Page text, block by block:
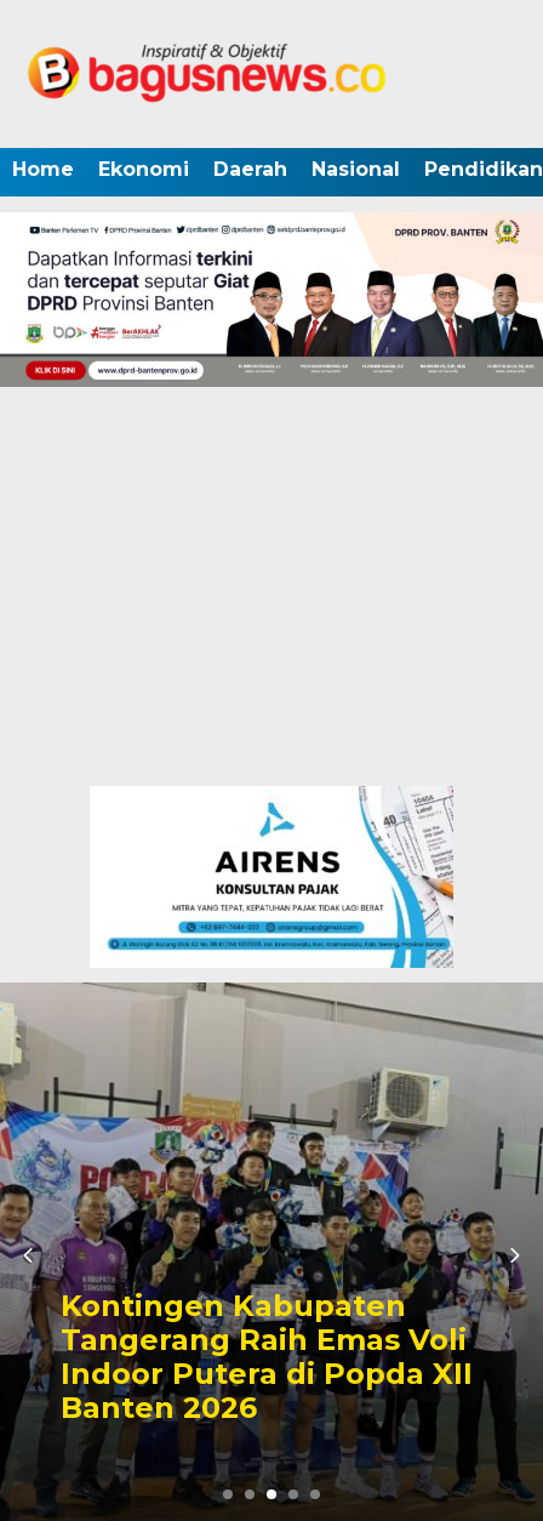
Home Ekonomi Daerah Nasional Pendidikan
Kontingen Kabupaten
Tangerang Raih Emas Voli
Indoor Putera di Popda XII
Banten 2026